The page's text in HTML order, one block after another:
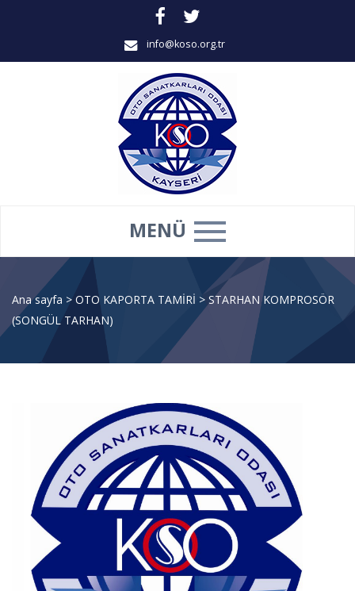
info@koso.org.tr
MENÜ
Ana sayfa > OTO KAPORTA TAMİRİ > STARHAN KOMPROSÖR
(SONGÜL TARHAN)